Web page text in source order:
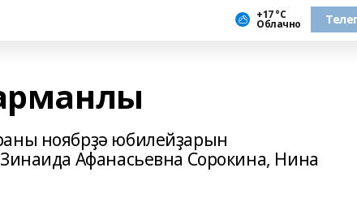
+17 °С
Облачно
ноябрҙә юбилейҙарын
Афанасьевна Сорокина, Нина